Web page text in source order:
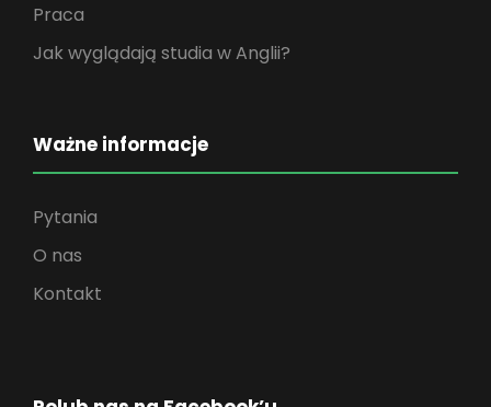
Praca
Jak wyglądają studia w Anglii?
Ważne informacje
Pytania
O nas
Kontakt